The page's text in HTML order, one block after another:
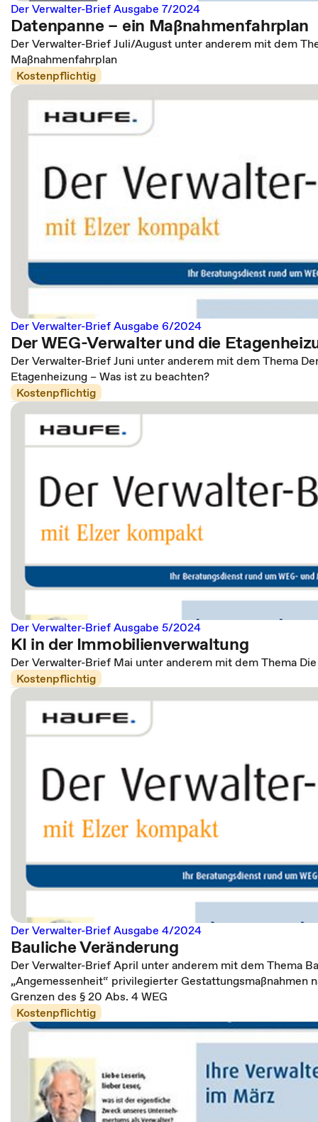
Der Verwalter-Brief Ausgabe 7/2024
Datenpanne – ein Maßnahmenfahrplan
Der Verwalter-Brief Juli/August unter anderem mit dem
Maßnahmenfahrplan
Kostenpflichtig
Der Verwalter-Brief Ausgabe 6/2024
Der WEG-Verwalter und die
Der Verwalter-Brief Juni unter anderem mit dem Thema
Etagenheizung – Was ist zu beachten?
Kostenpflichtig
Der Verwalter-Brief Ausgabe 5/2024
KI in der Immobilienverwaltung
Der Verwalter-Brief Mai unter anderem mit dem Thema
Kostenpflichtig
Der Verwalter-Brief Ausgabe 4/2024
Bauliche Veränderung
Der Verwalter-Brief April unter anderem mit dem Thema
„Angemessenheit“ privilegierter Gestattungsmaßnahmen
Grenzen des § 20 Abs. 4 WEG
Kostenpflichtig